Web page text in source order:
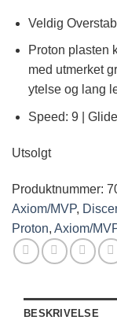
Veldig
Proton plasten
med utmerket
ytelse og lang
Speed: 9 |
Utsolgt
Produktnummer:
Axiom/MVP, Discer
Proton, Axiom/
BESKRIVELSE